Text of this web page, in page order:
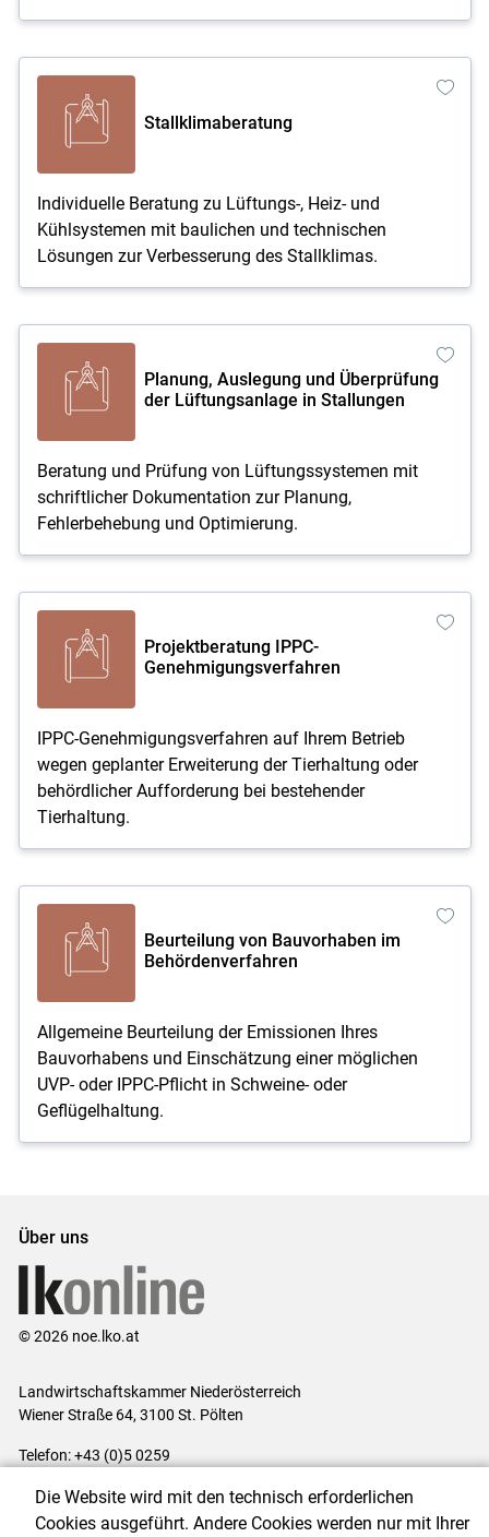
Stallklimaberatung
Individuelle Beratung zu Lüftungs-, Heiz- und
Kühlsystemen mit baulichen und technischen
Lösungen zur Verbesserung des Stallklimas.
Planung, Auslegung und Überprüfung
der Lüftungsanlage in Stallungen
Beratung und Prüfung von Lüftungssystemen mit
schriftlicher Dokumentation zur Planung,
Fehlerbehebung und Optimierung.
Projektberatung IPPC-
Genehmigungsverfahren
IPPC-Genehmigungsverfahren auf Ihrem Betrieb
wegen geplanter Erweiterung der Tierhaltung oder
behördlicher Aufforderung bei bestehender
Tierhaltung.
Beurteilung von Bauvorhaben im
Behördenverfahren
Allgemeine Beurteilung der Emissionen Ihres
Bauvorhabens und Einschätzung einer möglichen
UVP- oder IPPC-Pflicht in Schweine- oder
Geflügelhaltung.
Über uns
© 2026 noe.lko.at
Landwirtschaftskammer Niederösterreich
Wiener Straße 64, 3100 St. Pölten
Telefon: +43 (0)5 0259
Impressum|Kontakt|Datenschutzerklärung|Barrierefreiheit|
Die Website wird mit den technisch erforderlichen
Cookies ausgeführt. Andere Cookies werden nur mit Ihrer